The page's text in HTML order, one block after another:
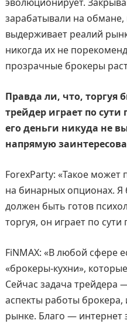
зарабатывали на
выдерживает реалий
никогда их не
прозрачные брокеры
Правда ли, что,
трейдер играет по сути
его деньги никуда не
напрямую
ForexParty: «Такое может
на бинарных опционах. Я
должен быть готов
торгуя, он играет по сути
FiNMAX: «В любой сфере
«брокеры-кухни»,
Сейчас задача трейдера
аспекты работы брокера,
рынке. Благо — интернет